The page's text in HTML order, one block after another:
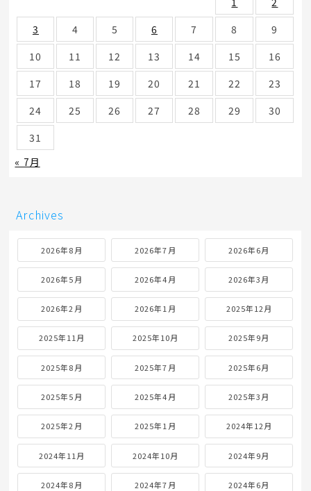
3
4 5 6 7 8
9
10
11 12 13 14 15
16
17
18 19 20 21 22
23
24
25 26 27 28 29
30
31
« 7月
Archives
2026年8月 2026年7月 2026年6月
2026年5月 2026年4月 2026年3月
2026年2月 2026年1月 2025年12月
2025年11月 2025年10月 2025年9月
2025年8月 2025年7月 2025年6月
2025年5月 2025年4月 2025年3月
2025年2月 2025年1月 2024年12月
2024年11月 2024年10月 2024年9月
2024年8月 2024年7月 2024年6月